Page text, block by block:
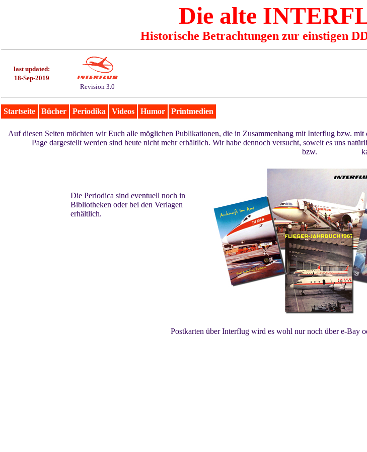
Die alte
Historische Betrachtungen zur einstigen
last updated:
18-Sep-2019
Revision 3.0
Startseite Bücher Periodika Videos Humor Printmedien
Auf diesen Seiten möchten wir Euch alle möglichen Publikationen, die in Zusammenhang mit Interflug bzw.
Page dargestellt werden sind heute nicht mehr erhältlich. Wir habe dennoch versucht, soweit es uns
bzw.
Die Periodica sind eventuell noch in
Bibliotheken oder bei den Verlagen
erhältlich.
Postkarten über Interflug wird es wohl nur noch über e-Bay